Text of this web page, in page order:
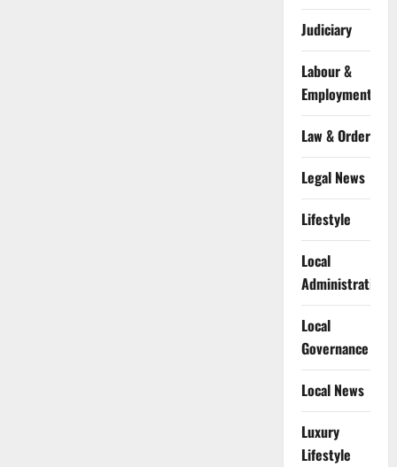
Judiciary
Labour &
Employment
Law & Order
Legal News
Lifestyle
Local
Administration
Local
Governance
Local News
Luxury
Lifestyle